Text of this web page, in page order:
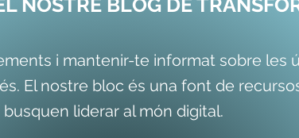
NOSTRE BLOG DE
i mantenir-te informat sobre les
El nostre bloc és una font de
busquen liderar al món digital.